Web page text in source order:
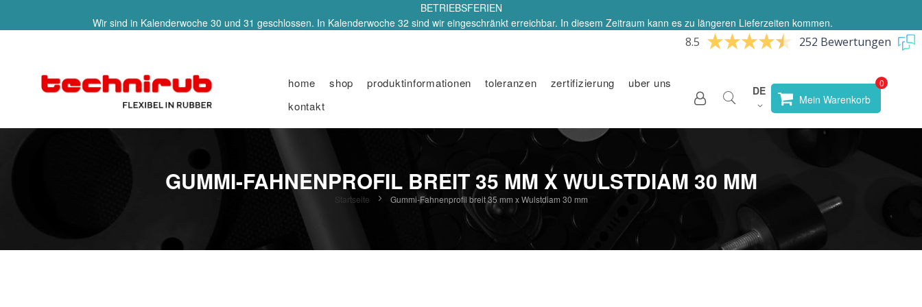
BETRIEBSFERIEN
Wir sind in Kalenderwoche 30 und 31 geschlossen. In Kalenderwoche 32 sind wir eingeschränkt erreichbar. In diesem Zeitraum kann es zu längeren Lieferzeiten kommen.
8.5 252 Bewertungen
home shop produktinformationen toleranzen zertifizierung
uber uns
kontakt
Store
wählen
Sprache
DE
Mein Warenkorb
GUMMI-FAHNENPROFIL BREIT 35 MM X WULSTDIAM 30 MM
Startseite Gummi-Fahnenprofil breit 35 mm x Wulstdiam 30 mm